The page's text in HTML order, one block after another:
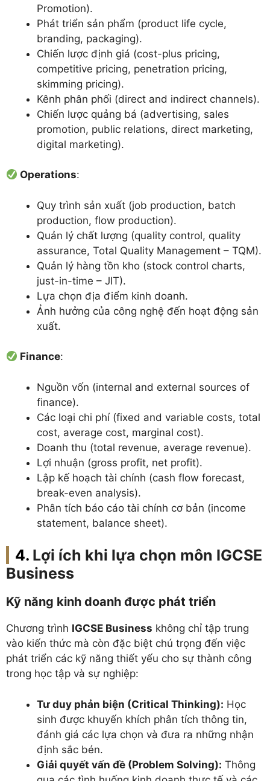
Promotion).
Phát triển sản phẩm (product life cycle,
branding, packaging).
Chiến lược định giá (cost-plus pricing,
competitive pricing, penetration pricing,
skimming pricing).
Kênh phân phối (direct and indirect channels).
Chiến lược quảng bá (advertising, sales
promotion, public relations, direct marketing,
digital marketing).
Operations:
Quy trình sản xuất (job production, batch
production, flow production).
Quản lý chất lượng (quality control, quality
assurance, Total Quality Management – TQM).
Quản lý hàng tồn kho (stock control charts,
just-in-time – JIT).
Lựa chọn địa điểm kinh doanh.
Ảnh hưởng của công nghệ đến hoạt động sản
xuất.
Finance:
Nguồn vốn (internal and external sources of
finance).
Các loại chi phí (fixed and variable costs, total
cost, average cost, marginal cost).
Doanh thu (total revenue, average revenue).
Lợi nhuận (gross profit, net profit).
Lập kế hoạch tài chính (cash flow forecast,
break-even analysis).
Phân tích báo cáo tài chính cơ bản (income
statement, balance sheet).
Lợi ích khi lựa chọn môn IGCSE
Business
Kỹ năng kinh doanh được phát triển
Chương trình IGCSE Business không chỉ tập trung
vào kiến thức mà còn đặc biệt chú trọng đến việc
phát triển các kỹ năng thiết yếu cho sự thành công
trong học tập và sự nghiệp:
Tư duy phản biện (Critical Thinking): Học
sinh được khuyến khích phân tích thông tin,
đánh giá các lựa chọn và đưa ra những nhận
định sắc bén.
Giải quyết vấn đề (Problem Solving): Thông